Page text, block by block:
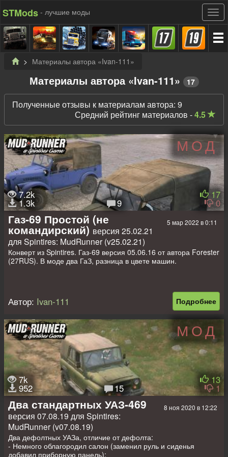
STMods - лучшие моды
Материалы автора «Ivan-111»
Материалы автора «Ivan-111» 17
Полученные отзывы к материалам автора: 9
Средний рейтинг материалов -4.5
МОД
7.2k
1.3k 9
17
0
5 мар 2022 в 0:11
Газ-69 Простой (не
командирский) версия 25.02.21
для Spintires: MudRunner (v25.02.21)
Конверт из Spintires. Газ-69 версия 05.06.16 от автора Forester
(27RUS). В моде два ГаЗ, разница в цвете машин.
Подробнее
Автор: Ivan-111
МОД
7k
952 15
13
1
8 ноя 2020 в 12:22
Два стандартных УАЗ-469
версия 07.08.19 для Spintires:
MudRunner (v07.08.19)
Два дефолтных УАЗа, отличие от дефолта:
- Немного облагородил салон (заменил руль и сиденья
добавил приборную панель);